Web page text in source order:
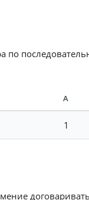
по
А
1